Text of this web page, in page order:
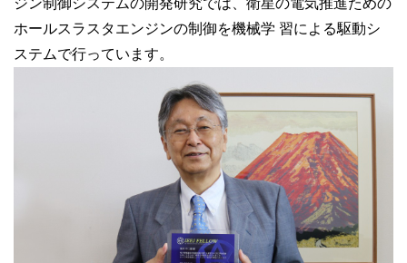
ジン制御システムの開発研究では、衛星の電気推進ための
ホールスラスタエンジンの制御を機械学 習による駆動シ
ステムで行っています。